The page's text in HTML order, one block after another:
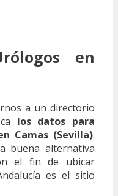
en
a un directorio
los datos para
Camas (Sevilla).
buena alternativa
el fin de ubicar
es el sitio